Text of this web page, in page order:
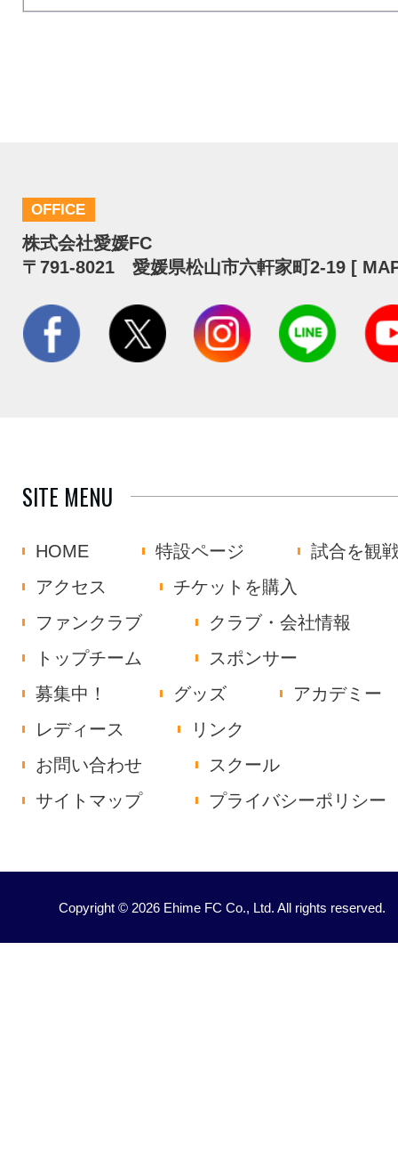
OFFICE
株式会社愛媛FC
〒791-8021 愛媛県松山市六軒家町2-19 [
SITE MENU
HOME 特設ページ
試合を観
アクセス
チケットを購入
ファンクラブ
クラブ・会社情報
トップチーム
スポンサー
募集中！
グッズ
アカデミー
レディース
リンク
お問い合わせ
スクール
サイトマップ
プライバシーポリシー
Copyright © 2026 Ehime FC Co., Ltd. All rights reserved.